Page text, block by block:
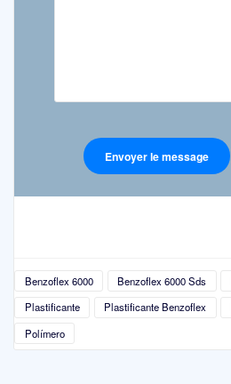
Benzoflex 6000 Benzoflex 6000 Sds
Plastificante
Plastificante Benzoflex
Polímero